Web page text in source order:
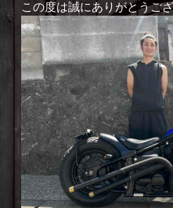
この度は誠にありがとうご